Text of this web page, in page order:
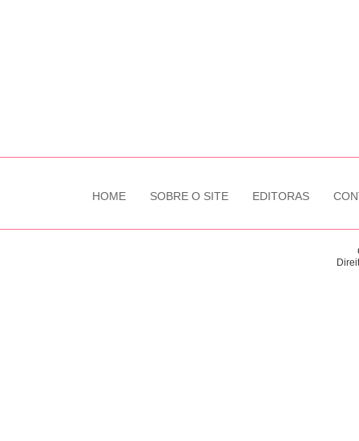
HOME SOBRE O SITE EDITORAS